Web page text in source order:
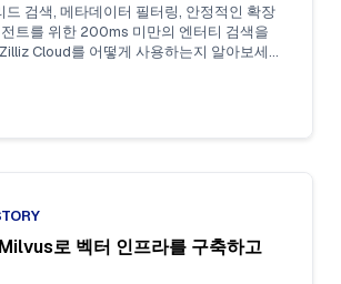
드 검색, 메타데이터 필터링, 안정적인 확장
트를 위한 200ms 미만의 엔터티 검색을
Cloud를 어떻게 사용하는지 알아보세
로 벡터 인프라를 구축하고